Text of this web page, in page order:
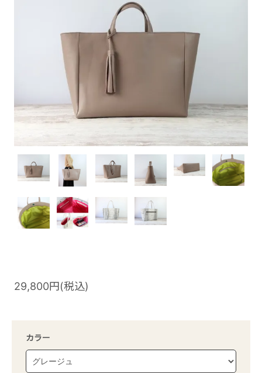
29,800円(税込)
カラー